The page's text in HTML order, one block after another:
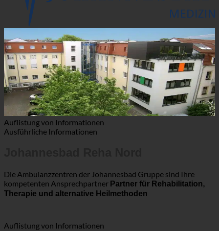
Johannesbad Reha Nord
Die Ambulanzzentren der Johannesbad Gruppe sind Ihre